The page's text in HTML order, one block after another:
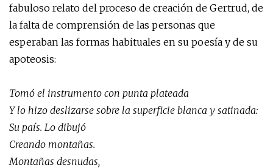
fabuloso relato del proceso de creación de Gertrud, de
la falta de comprensión de las personas que
esperaban las formas habituales en su poesía y de su
apoteosis:
Tomó el instrumento con punta plateada
Y lo hizo deslizarse sobre la superficie blanca y satinada:
Su país. Lo dibujó
Creando montañas.
Montañas desnudas,